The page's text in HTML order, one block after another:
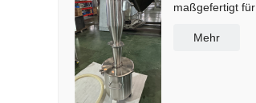
maßgefertigt für
und -Mehr